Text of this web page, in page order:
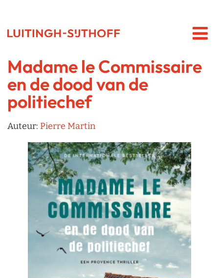
Madame le Commissaire
en de dood van de
politiechef
Auteur: Pierre Martin